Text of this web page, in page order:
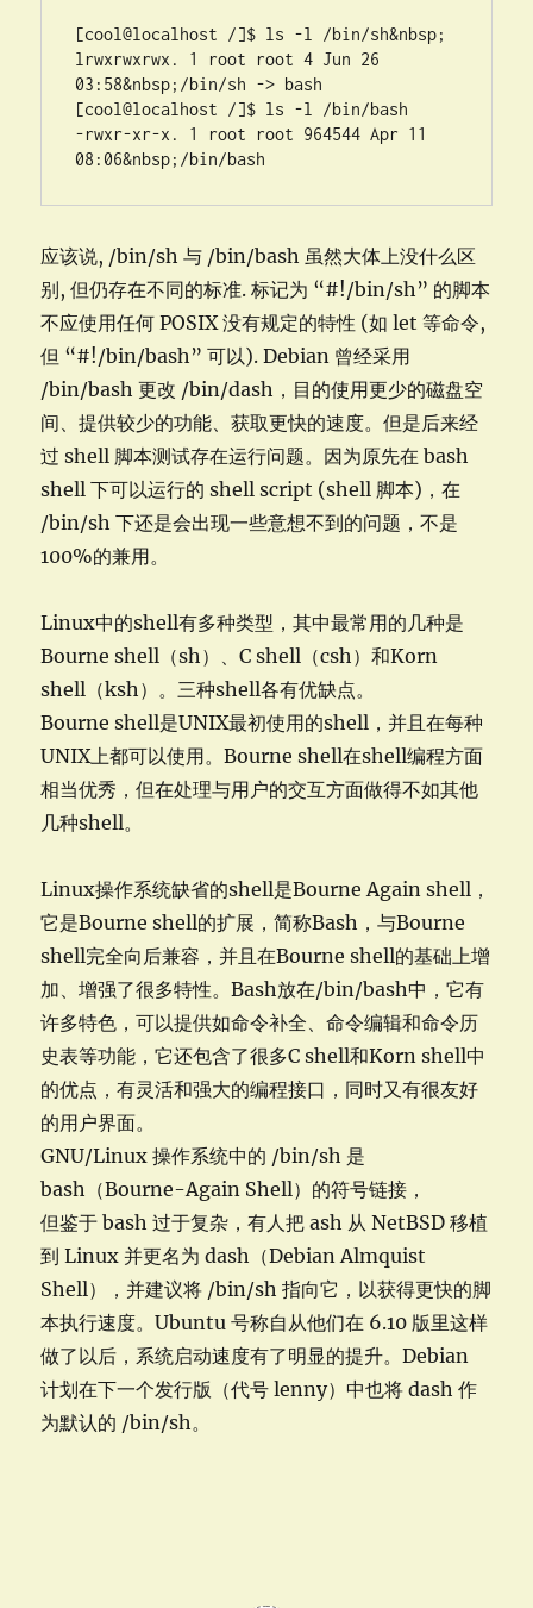
[cool@localhost /]$ ls -l /bin/sh&nbsp;
lrwxrwxrwx. 1 root root 4 Jun 26
03:58&nbsp;/bin/sh -> bash
[cool@localhost /]$ ls -l /bin/bash
-rwxr-xr-x. 1 root root 964544 Apr 11
应该说, /bin/sh 与 /bin/bash 虽然大体上没什么区
别, 但仍存在不同的标准. 标记为 “#!/bin/sh” 的脚本
不应使用任何 POSIX 没有规定的特性 (如 let 等命令,
但 “#!/bin/bash” 可以). Debian 曾经采用
/bin/bash 更改 /bin/dash，目的使用更少的磁盘空
间、提供较少的功能、获取更快的速度。但是后来经
过 shell 脚本测试存在运行问题。因为原先在 bash
shell 下可以运行的 shell script (shell 脚本)，在
/bin/sh 下还是会出现一些意想不到的问题，不是
100%的兼用。
Linux中的shell有多种类型，其中最常用的几种是
Bourne shell（sh）、C shell（csh）和Korn
shell（ksh）。三种shell各有优缺点。
Bourne shell是UNIX最初使用的shell，并且在每种
UNIX上都可以使用。Bourne shell在shell编程方面
相当优秀，但在处理与用户的交互方面做得不如其他
几种shell。
Linux操作系统缺省的shell是Bourne Again shell，
它是Bourne shell的扩展，简称Bash，与Bourne
shell完全向后兼容，并且在Bourne shell的基础上增
加、增强了很多特性。Bash放在/bin/bash中，它有
许多特色，可以提供如命令补全、命令编辑和命令历
史表等功能，它还包含了很多C shell和Korn shell中
的优点，有灵活和强大的编程接口，同时又有很友好
的用户界面。
GNU/Linux 操作系统中的 /bin/sh 是
bash（Bourne-Again Shell）的符号链接，
但鉴于 bash 过于复杂，有人把 ash 从 NetBSD 移植
到 Linux 并更名为 dash（Debian Almquist
Shell），并建议将 /bin/sh 指向它，以获得更快的脚
本执行速度。Ubuntu 号称自从他们在 6.10 版里这样
做了以后，系统启动速度有了明显的提升。Debian
计划在下一个发行版（代号 lenny）中也将 dash 作
为默认的 /bin/sh。